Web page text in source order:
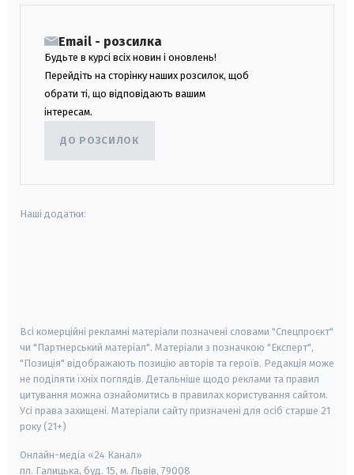
Email - розсилка
Будьте в курсі всіх новин і оновлень!
Перейдіть на сторінку наших розсилок, щоб
обрати ті, що відповідають вашим
інтересам.
ДО РОЗСИЛОК
Наші додатки:
Всі комерційні рекламні матеріали позначені словами "Спецпроєкт"
чи "Партнерський матеріал". Матеріали з позначкою "Експерт",
"Позиція" відображають позицію авторів та героїв. Редакція може
не поділяти їхніх поглядів. Детальніше щодо реклами та правил
цитування можна ознайомитись в правилах користування сайтом.
Усі права захищені. Матеріали сайту призначені для осіб старше 21
року (21+)
Онлайн-медіа «24 Канал»
пл. Галицька, буд. 15, м. Львів, 79008